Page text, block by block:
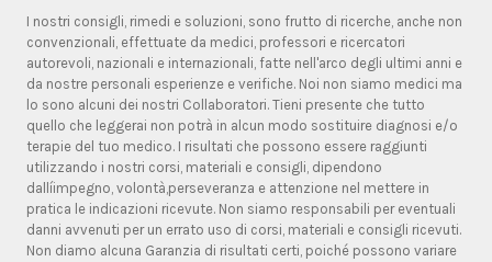
I nostri consigli, rimedi e soluzioni, sono frutto di ricerche, anche non
convenzionali, effettuate da medici, professori e ricercatori
autorevoli, nazionali e internazionali, fatte nell'arco degli ultimi anni e
da nostre personali esperienze e verifiche. Noi non siamo medici ma
lo sono alcuni dei nostri Collaboratori. Tieni presente che tutto
quello che leggerai non potrà in alcun modo sostituire diagnosi e/o
terapie del tuo medico. I risultati che possono essere raggiunti
utilizzando i nostri corsi, materiali e consigli, dipendono
dallíimpegno, volontà,perseveranza e attenzione nel mettere in
pratica le indicazioni ricevute. Non siamo responsabili per eventuali
danni avvenuti per un errato uso di corsi, materiali e consigli ricevuti.
Non diamo alcuna Garanzia di risultati certi, poiché possono variare